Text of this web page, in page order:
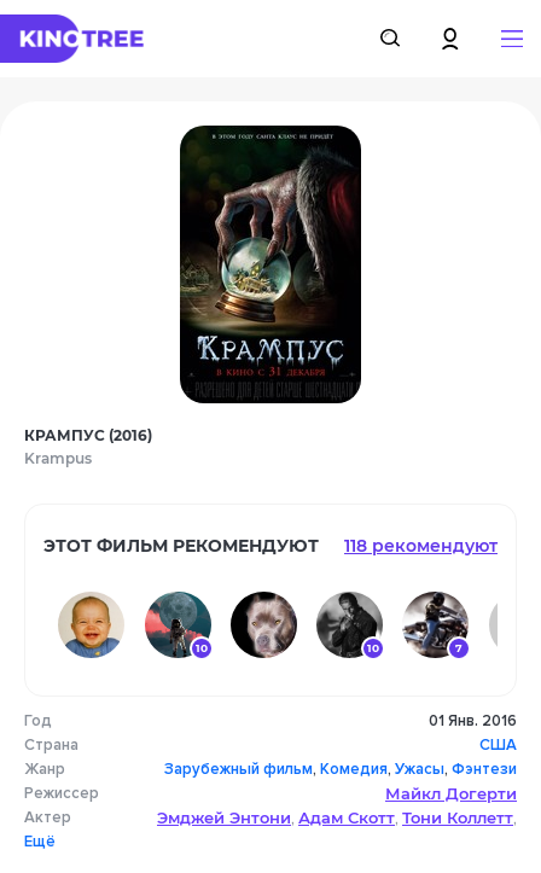
КРАМПУС (2016)
Krampus
ЭТОТ ФИЛЬМ РЕКОМЕНДУЮТ 118 рекомендуют
10 10 7
7
Год
Страна
Жанр
Режиссер
Актер
Ещё
01 Янв. 2016
США
Зарубежный фильм, Комедия, Ужасы, Фэнтези
Майкл Догерти
Эмджей Энтони, Адам Скотт, Тони Коллетт,